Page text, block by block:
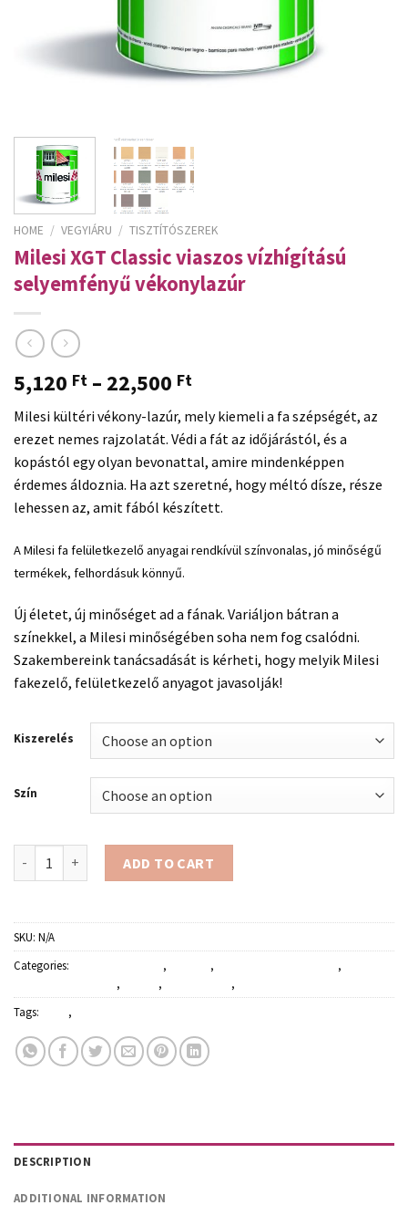
HOME / VEGYIÁRU / TISZTÍTÓSZEREK
Milesi XGT Classic viaszos vízhígítású
selyemfényű vékonylazúr
5,120 Ft – 22,500 Ft
Milesi kültéri vékony-lazúr, mely kiemeli a fa szépségét, az
erezet nemes rajzolatát. Védi a fát az időjárástól, és a
kopástól egy olyan bevonattal, amire mindenképpen
érdemes áldoznia. Ha azt szeretné, hogy méltó dísze, része
lehessen az, amit fából készített.
A Milesi fa felületkezelő anyagai rendkívül színvonalas, jó minőségű
termékek, felhordásuk könnyű.
Új életet, új minőséget ad a fának. Variáljon bátran a
színekkel, a Milesi minőségében soha nem fog csalódni.
Szakembereink tanácsadását is kérheti, hogy melyik Milesi
fakezelő, felületkezelő anyagot javasolják!
Kiszerelés
Szín
ADD TO CART
SKU: N/A
Categories:
, ,
,
, , ,
Tags:
,
DESCRIPTION
ADDITIONAL INFORMATION